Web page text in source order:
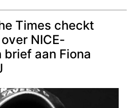
Times checkt
NICE-
aan Fiona